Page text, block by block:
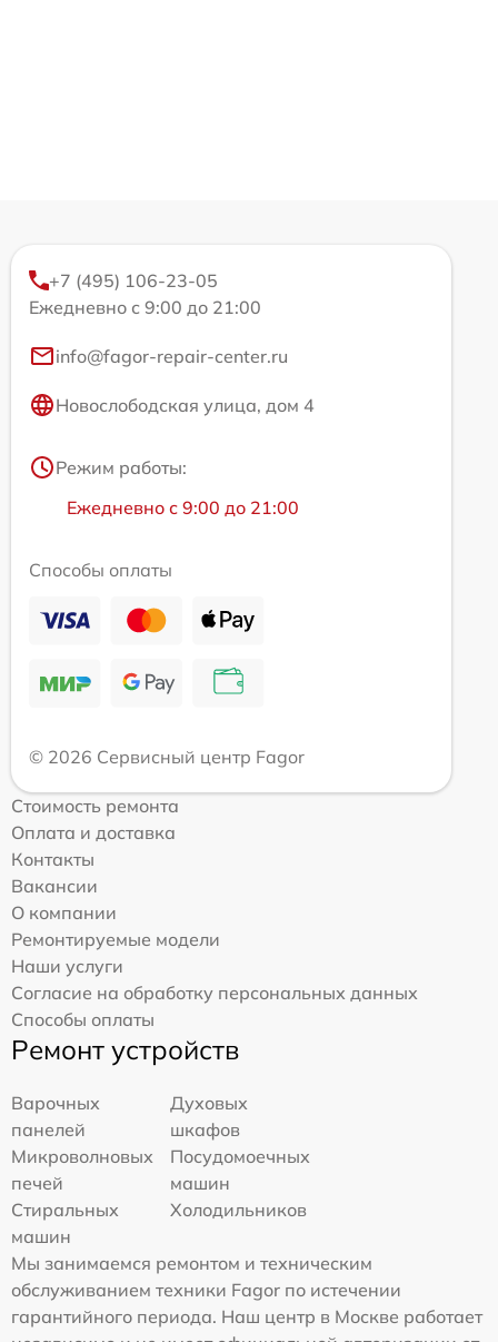
+7 (495) 106-23-05
Ежедневно с 9:00 до 21:00
info@fagor-repair-center.ru
Новослободская улица, дом 4
Режим работы:
Ежедневно с 9:00 до 21:00
Способы оплаты
© 2026 Сервисный центр Fagor
Стоимость ремонта
Оплата и доставка
Контакты
Вакансии
О компании
Ремонтируемые модели
Наши услуги
Согласие на обработку персональных данных
Способы оплаты
Ремонт устройств
Варочных
панелей
Духовых
шкафов
Микроволновых
печей
Посудомоечных
машин
Стиральных
машин
Холодильников
Мы занимаемся ремонтом и техническим
обслуживанием техники Fagor по истечении
гарантийного периода. Наш центр в Москве работает